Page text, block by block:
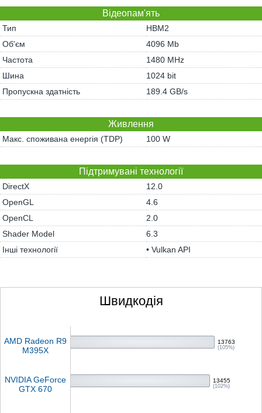
Відеопам'ять
Тип
HBM2
Об'єм
4096 Mb
Частота
1480 MHz
Шина
1024 bit
Пропускна здатність
189.4 GB/s
Живлення
Макс. споживана енергія (TDP) 100 W
Підтримувані технології
DirectX
12.0
OpenGL
4.6
OpenCL
2.0
Shader Model
6.3
Інші технології
• Vulkan API
Швидкодія
AMD Radeon R9
M395X
13763
(105%)
NVIDIA GeForce
GTX 670
13455
(102%)